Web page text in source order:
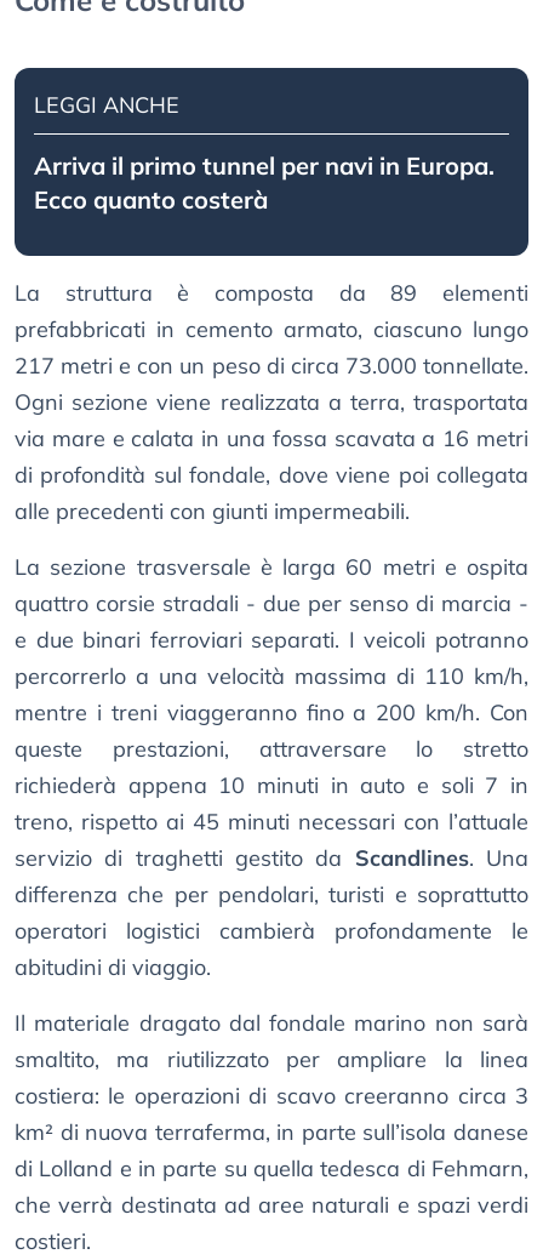
LEGGI ANCHE
Arriva il primo tunnel per navi in Europa.
Ecco quanto costerà
La struttura è composta da 89 elementi
prefabbricati in cemento armato, ciascuno lungo
217 metri e con un peso di circa 73.000 tonnellate.
Ogni sezione viene realizzata a terra, trasportata
via mare e calata in una fossa scavata a 16 metri
di profondità sul fondale, dove viene poi collegata
alle precedenti con giunti impermeabili.
La sezione trasversale è larga 60 metri e ospita
quattro corsie stradali - due per senso di marcia -
e due binari ferroviari separati. I veicoli potranno
percorrerlo a una velocità massima di 110 km/h,
mentre i treni viaggeranno fino a 200 km/h. Con
queste prestazioni, attraversare lo stretto
richiederà appena 10 minuti in auto e soli 7 in
treno, rispetto ai 45 minuti necessari con l’attuale
servizio di traghetti gestito da Scandlines. Una
differenza che per pendolari, turisti e soprattutto
operatori logistici cambierà profondamente le
abitudini di viaggio.
Il materiale dragato dal fondale marino non sarà
smaltito, ma riutilizzato per ampliare la linea
costiera: le operazioni di scavo creeranno circa 3
km² di nuova terraferma, in parte sull’isola danese
di Lolland e in parte su quella tedesca di Fehmarn,
che verrà destinata ad aree naturali e spazi verdi
costieri.